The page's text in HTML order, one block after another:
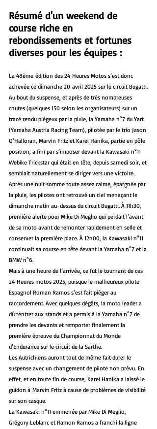
Résumé d'un weekend de
course riche en
rebondissements et fortunes
diverses pour les équipes :
La 48ème édition des 24 Heures Motos s’est donc
achevée ce dimanche 20 avril 2025 sur le circuit Bugatti.
Au bout du suspense, et après de très nombreuses
chutes (quelques 150 selon les organisateurs) sur un
tracé rendu piégeux par la pluie, la Yamaha n°7 du Yart
(Yamaha Austria Racing Team), pilotée par le trio Jason
O’Halloran, Marvin Fritz et Karel Hanika, partie en pôle
position, a fini par s’imposer devant la Kawasaki n°11
Webike Trickstar qui était en tête, depuis samedi soir, et
semblait naturellement se diriger vers une victoire.
Après une nuit somme toute assez calme, épargnée par
la pluie, les pilotes ont retrouvé un ciel menaçant le
dimanche matin au-dessus du circuit Bugatti. À 11h30,
première alerte pour Mike Di Meglio qui perdait l’avant
de sa moto avant de remonter rapidement en selle et
conserver la première place. À 12h00, la Kawasaki n°11
continuait sa course en tête devant la Yamaha n°7 et la
BMW n°6.
Mais à une heure de l’arrivée, ce fut le tournant de ces
24 Heures motos 2025, puisque le malheureux pilote
Espagnol Roman Ramos s’est fait piéger au
raccordement. Avec quelques dégâts, la moto leader a
dû rentrer aux stands et a permis à la Yamaha n°7 de
prendre les devants et remporter finalement la
première épreuve du Championnat du Monde
d’Endurance sur le circuit de la Sarthe.
Les Autrichiens auront tout de même fait durer le
suspense avec un changement de pilote non prévu. En
effet, et en toute fin de course, Karel Hanika a laissé le
guidon à Marvin Fritz à cause de problèmes de visibilité
sur son casque.
La Kawasaki n°11 emmenée par Mike Di Meglio,
Grégory Leblanc et Ramon Ramos a franchi la ligne